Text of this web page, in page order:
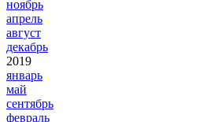
ноябрь
апрель
август
декабрь
2019
январь
май
сентябрь
февраль